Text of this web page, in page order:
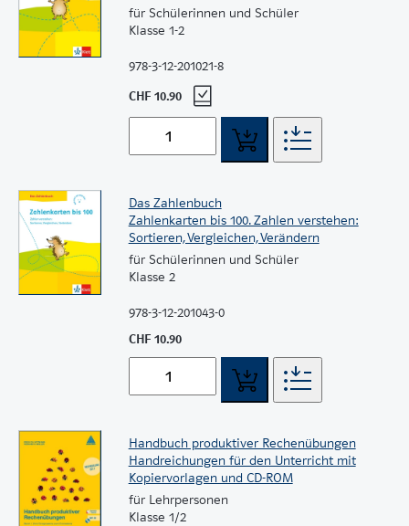
für Schülerinnen und Schüler
Klasse 1-2
978-3-12-201021-8
CHF 10.90
Das Zahlenbuch
Zahlenkarten bis 100. Zahlen verstehen:
Sortieren, Vergleichen, Verändern
für Schülerinnen und Schüler
Klasse 2
978-3-12-201043-0
CHF 10.90
Handbuch produktiver Rechenübungen
Handreichungen für den Unterricht mit
Kopiervorlagen und CD-ROM
für Lehrpersonen
Klasse 1/2